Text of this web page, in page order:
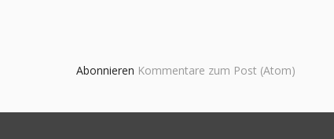
Abonnieren Kommentare zum Post (Atom)